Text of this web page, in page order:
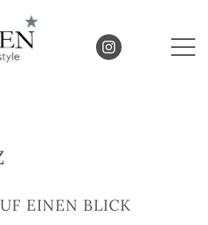
EINEN BLICK